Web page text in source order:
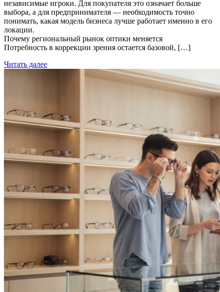
независимые игроки. Для покупателя это означает больше
выбора, а для предпринимателя — необходимость точно
понимать, какая модель бизнеса лучше работает именно в его
локации.
Почему региональный рынок оптики меняется
Потребность в коррекции зрения остается базовой, […]
Читать далее